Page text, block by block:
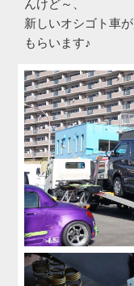
んけど～、
新しいオシゴト車
もらいます♪